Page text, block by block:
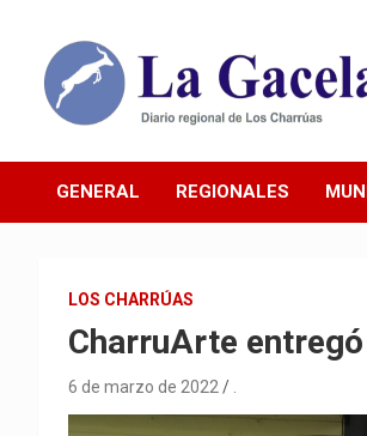
contenido
Diario La
GENERAL REGIONALES
LOS CHARRÚAS
CharruArte
6 de marzo de 2022